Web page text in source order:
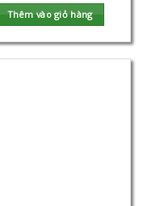
Thêm vào giỏ hàng